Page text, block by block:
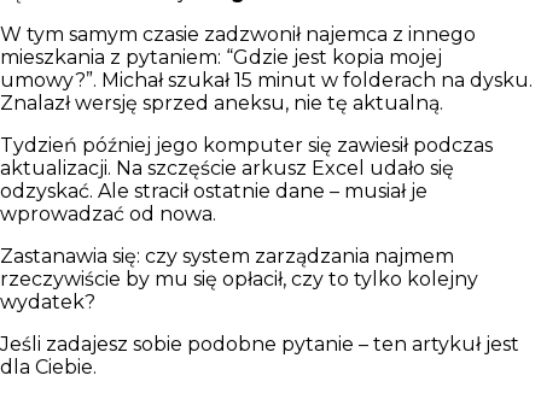
W tym samym czasie zadzwonił najemca z innego
mieszkania z pytaniem: “Gdzie jest kopia mojej
umowy?”. Michał szukał 15 minut w folderach na dysku.
Znalazł wersję sprzed aneksu, nie tę aktualną.
Tydzień później jego komputer się zawiesił podczas
aktualizacji. Na szczęście arkusz Excel udało się
odzyskać. Ale stracił ostatnie dane – musiał je
wprowadzać od nowa.
Zastanawia się: czy system zarządzania najmem
rzeczywiście by mu się opłacił, czy to tylko kolejny
wydatek?
Jeśli zadajesz sobie podobne pytanie – ten artykuł jest
dla Ciebie.